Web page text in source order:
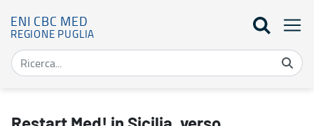
ENI CBC MED
REGIONE PUGLIA